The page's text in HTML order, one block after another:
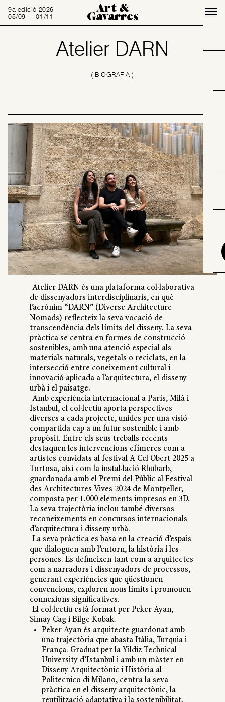
9a edició 2026
05/09 — 01/11
Art &
Gavarres
Atelier DARN
( BIOGRAFIA )
Atelier DARN és una plataforma col·laborativa
de dissenyadors interdisciplinaris, en què
l’acrònim “DARN” (Diverse Architecture
Nomads) reflecteix la seva vocació de
transcendència dels límits del disseny. La seva
pràctica se centra en formes de construcció
sostenibles, amb una atenció especial als
materials naturals, vegetals o reciclats, en la
intersecció entre coneixement cultural i
innovació aplicada a l’arquitectura, el disseny
urbà i el paisatge.
Amb experiència internacional a París, Milà i
Istanbul, el col·lectiu aporta perspectives
diverses a cada projecte, unides per una visió
compartida cap a un futur sostenible i amb
propòsit. Entre els seus treballs recents
destaquen les intervencions efímeres com a
artistes convidats al festival A Cel Obert 2025 a
Tortosa, així com la instal·lació Rhubarb,
guardonada amb el Premi del Públic al Festival
des Architectures Vives 2024 de Montpeller,
composta per 1.000 elements impresos en 3D.
La seva trajectòria inclou també diversos
reconeixements en concursos internacionals
d’arquitectura i disseny urbà.
La seva pràctica es basa en la creació d’espais
que dialoguen amb l’entorn, la història i les
persones. Es defineixen tant com a arquitectes
com a narradors i dissenyadors de processos,
generant experiències que qüestionen
convencions, exploren nous límits i promouen
connexions significatives.
El col·lectiu està format per Peker Ayan,
Simay Cag i Bilge Kobak.
Peker Ayan és arquitecte guardonat amb
una trajectòria que abasta Itàlia, Turquia i
França. Graduat per la Yildiz Technical
University d’Istanbul i amb un màster en
Disseny Arquitectònic i Història al
Politecnico di Milano, centra la seva
pràctica en el disseny arquitectònic, la